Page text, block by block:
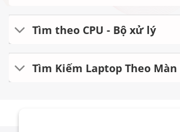
Tìm theo CPU - Bộ xử lý
Tìm Kiếm Laptop Theo